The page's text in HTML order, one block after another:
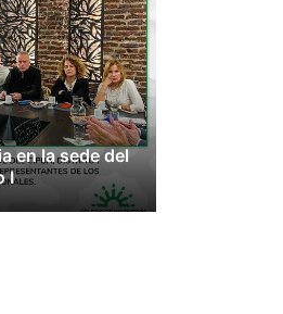
en la sede del
I